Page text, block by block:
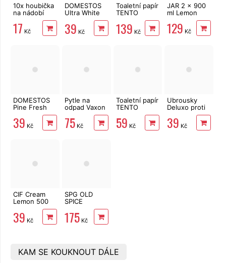
10x houbička
na nádobí
17 Kč
DOMESTOS
Ultra White
39 Kč
Toaletní papír
TENTO
Delicate
3vrstvý 24
139 Kč
JAR 2 x 900
ml Lemon
129 Kč
DOMESTOS
Pine Fresh
39 Kč
Pytle na
odpad Vaxon
60l, 50ks,
15µm, s uchy,
modré
75Kč
Toaletní papír
TENTO
Ellegance
Pink 3vrstvý
8 rolí, 144 m
59 Kč
Ubrousky
Deluxo proti
zabarvení
prádla 20 ks
39 Kč
CIF Cream
Lemon 500
39 Kč
SPG OLD
SPICE
Captain 1000
ml
175Kč
KAM SE KOUKNOUT DÁLE